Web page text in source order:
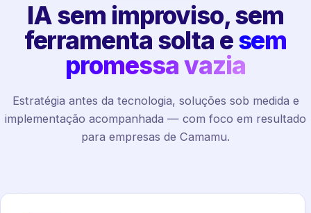
IA sem improviso, sem
ferramenta solta esem
promessa vazia
Estratégia antes da tecnologia, soluções sob medida e
implementação acompanhada — com foco em resultado
para empresas de Camamu.